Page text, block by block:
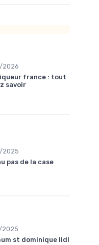
2026
france : tout
savoir
2025
pas de la case
2025
st dominique lidl